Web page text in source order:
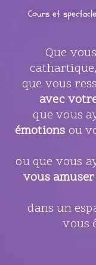
Cours et
Que
cathartique,
que vous
avec
que vous
émotions ou
ou que vous
vous amuser
dans un
vous